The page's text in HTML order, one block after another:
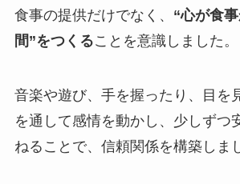
食事の提供だけでなく、 “心が食
間”をつくることを意識しました。
音楽や遊び、手を握ったり、目を
を通して感情を動かし、少しずつ
ねることで、信頼関係を構築しま